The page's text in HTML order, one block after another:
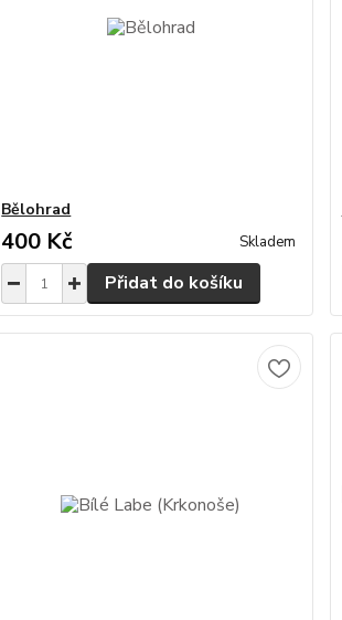
Bělohrad
400 Kč Skladem
Přidat do košíku